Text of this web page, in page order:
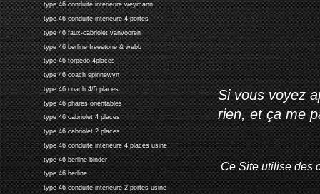
type 46 conduite interieure weymann
type 46 conduite interieure 4 portes
type 46 faux-cabriolet vanvooren
type 46 berline freestone & webb
type 46 torpedo 4places
type 46 coach spinnewyn
type 46 coach 4/5 places
type 46 phares orientables
type 46 cabriolet 4 places
type 46 cabriolet 2 places
type 46 conduite interieure 4 places usine
type 46 berline binder
type 46 berline
type 46 conduite interieure 2 portes usine
Si vous voyez
rien, et ça me
Ce Site utilise des